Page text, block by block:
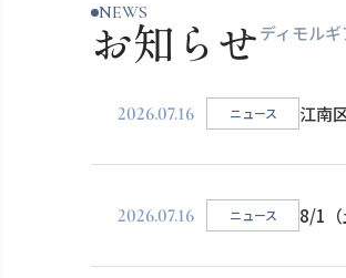
NEWS
お知らせディモルギ
2026.07.16 ニュース 江南
2026.07.16 ニュース 8/1（